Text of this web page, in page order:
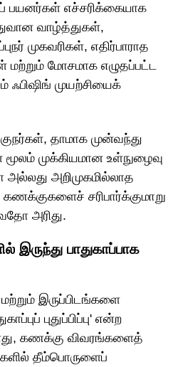
பயனர்கள் எச்சரிக்கையாக
வாழ்த்துகள்,
முகவரிகள், எதிர்பாராத
மற்றும் மோசமாக எழுதப்பட்ட
முயற்சியைக்
தாமாக முன்வந்து
முக்கியமான உள்நுழைவு
அறிமுகமில்லாத
சரிபார்க்குமாறு
அரிது.
இருந்து பாதுகாப்பாக
இருப்பிடங்களை
புதுப்பிப்பு' என்ற
கணக்கு விவரங்களைத்
தீம்பொருளைப்